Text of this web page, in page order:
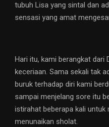
tubuh Lisa yang sintal dan
sensasi yang amat
Hari itu, kami berangkat dari
keceriaan. Sama sekali tak
buruk terhadap diri kami
sampai menjelang sore itu
istirahat beberapa kali untuk
menunaikan sholat.